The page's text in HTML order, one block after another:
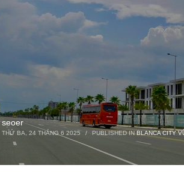
seoer
THỨ BA, 24 THÁNG 6 2025 / PUBLISHED INBLANCA CITY